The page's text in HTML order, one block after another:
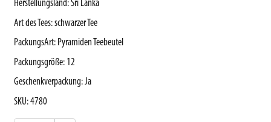
Herstellungsland:Sri Lanka
Art des Tees:schwarzer Tee
PackungsArt: Pyramiden Teebeutel
Packungsgröße: 12
Geschenkverpackung:Ja
SKU:4780